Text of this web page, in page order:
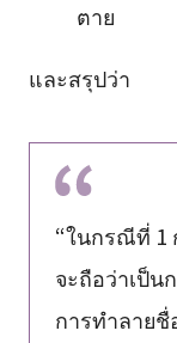
ตาย
และสรุปว่า
“ในกรณีที่ 1
จะถือว่าเป็น
การทำลายชื่